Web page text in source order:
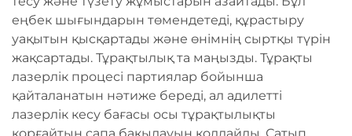
еңбек шығындарын төмендетеді, құрастыру
уақытын қысқартады және өнімнің сыртқы түрін
жақсартады. Тұрақтылық та маңызды. Тұрақты
лазерлік процесі партиялар бойынша
қайталанатын нәтиже береді, ал адилетті
лазерлік кесу бағасы осы тұрақтылықты